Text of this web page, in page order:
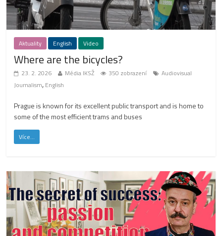
Aktuality English Video
Where are the bicycles?
23. 2. 2026 Média IKSŽ 350 zobrazení
Audiovisual
Journalism, English
Prague is known for its excellent public transport and is home to
some of the most efficient trams and buses
Více...